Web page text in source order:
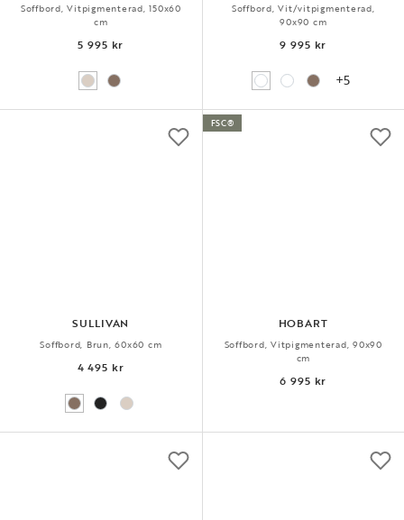
Soffbord, Vitpigmenterad, 150x60
cm
5 995 kr
Soffbord, Vit/vitpigmenterad,
90x90 cm
9 995 kr
+5
SULLIVAN
Soffbord, Brun, 60x60 cm
4 495 kr
HOBART
Soffbord, Vitpigmenterad, 90x90
cm
6 995 kr
FSC®